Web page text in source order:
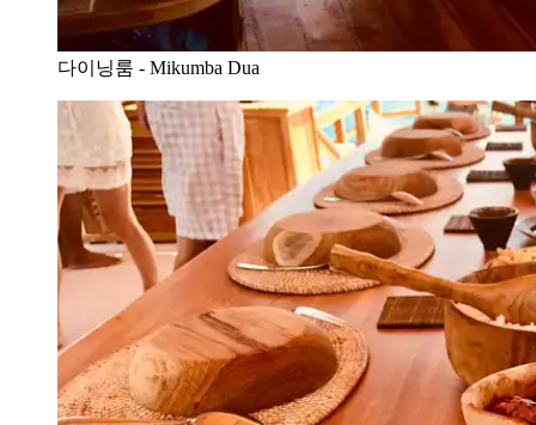
다이닝룸 - Mikumba Dua